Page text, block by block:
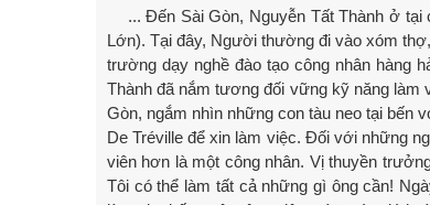
... Đến Sài Gòn, Nguyễn Tất Thành ở
Lớn). Tại đây, Người thường đi vào xóm
trường dạy nghề đào tạo công nhân hàng
Thành đã nắm tương đối vững kỹ năng
Gòn, ngắm nhìn những con tàu neo tại bến
De Tréville để xin làm việc. Đối với những
viên hơn là một công nhân. Vị thuyền
Tôi có thể làm tất cả những gì ông cần!